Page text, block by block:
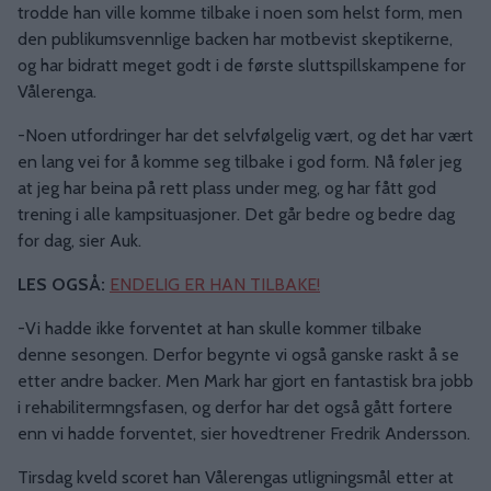
trodde han ville komme tilbake i noen som helst form, men
den publikumsvennlige backen har motbevist skeptikerne,
og har bidratt meget godt i de første sluttspillskampene for
Vålerenga.
-Noen utfordringer har det selvfølgelig vært, og det har vært
en lang vei for å komme seg tilbake i god form. Nå føler jeg
at jeg har beina på rett plass under meg, og har fått god
trening i alle kampsituasjoner. Det går bedre og bedre dag
for dag, sier Auk.
LES OGSÅ: ENDELIG ER HAN TILBAKE!
-Vi hadde ikke forventet at han skulle kommer tilbake
denne sesongen. Derfor begynte vi også ganske raskt å se
etter andre backer. Men Mark har gjort en fantastisk bra jobb
i rehabilitermngsfasen, og derfor har det også gått fortere
enn vi hadde forventet, sier hovedtrener Fredrik Andersson.
Tirsdag kveld scoret han Vålerengas utligningsmål etter at